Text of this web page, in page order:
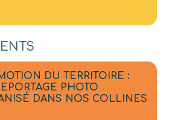
DU TERRITOIRE :
PHOTO
DANS NOS COLLINES